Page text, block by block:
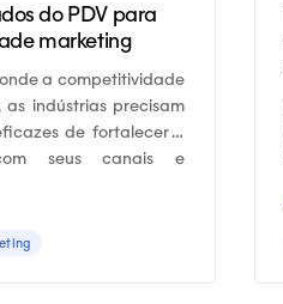
do PDV para
marketing
a competitividade
indústrias precisam
de fortalecer o
seus canais e